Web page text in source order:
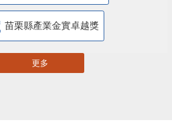
苗栗縣產業金實卓越獎
更多